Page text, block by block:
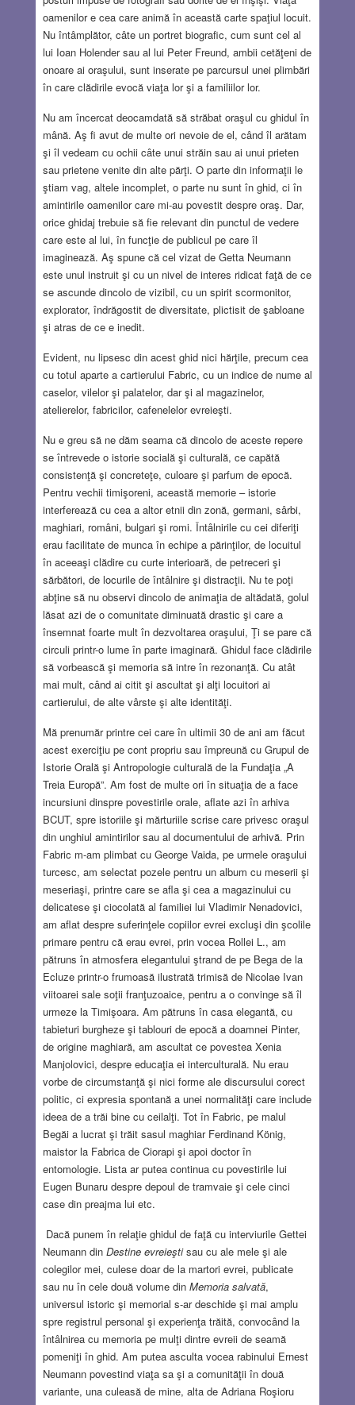
oamenilor e cea care animă în această carte spaţiul locuit.
Nu întâmplător, câte un portret biografic, cum sunt cel al
lui Ioan Holender sau al lui Peter Freund, ambii cetăţeni de
onoare ai oraşului, sunt inserate pe parcursul unei plimbări
în care clădirile evocă viaţa lor şi a familiilor lor.
Nu am încercat deocamdată să străbat oraşul cu ghidul în
mână. Aş fi avut de multe ori nevoie de el, când îl arătam
şi îl vedeam cu ochii câte unui străin sau ai unui prieten
sau prietene venite din alte părţi. O parte din informaţii le
ştiam vag, altele incomplet, o parte nu sunt în ghid, ci în
amintirile oamenilor care mi-au povestit despre oraş. Dar,
orice ghidaj trebuie să fie relevant din punctul de vedere
care este al lui, în funcţie de publicul pe care îl
imaginează. Aş spune că cel vizat de Getta Neumann
este unul instruit şi cu un nivel de interes ridicat faţă de ce
se ascunde dincolo de vizibil, cu un spirit scormonitor,
explorator, îndrăgostit de diversitate, plictisit de şabloane
şi atras de ce e inedit.
Evident, nu lipsesc din acest ghid nici hărţile, precum cea
cu totul aparte a cartierului Fabric, cu un indice de nume al
caselor, vilelor şi palatelor, dar şi al magazinelor,
atelierelor, fabricilor, cafenelelor evreieşti.
Nu e greu să ne dăm seama că dincolo de aceste repere
se întrevede o istorie socială şi culturală, ce capătă
consistenţă şi concreteţe, culoare şi parfum de epocă.
Pentru vechii timişoreni, această memorie – istorie
interferează cu cea a altor etnii din zonă, germani, sârbi,
maghiari, români, bulgari şi romi. Întâlnirile cu cei diferiţi
erau facilitate de munca în echipe a părinţilor, de locuitul
în aceeaşi clădire cu curte interioară, de petreceri şi
sărbători, de locurile de întâlnire şi distracţii. Nu te poţi
abţine să nu observi dincolo de animaţia de altădată, golul
lăsat azi de o comunitate diminuată drastic şi care a
însemnat foarte mult în dezvoltarea oraşului, Ţi se pare că
circuli printr-o lume în parte imaginară. Ghidul face clădirile
să vorbească şi memoria să intre în rezonanţă. Cu atât
mai mult, când ai citit şi ascultat şi alţi locuitori ai
cartierului, de alte vârste şi alte identităţi.
Mă prenumăr printre cei care în ultimii 30 de ani am făcut
acest exerciţiu pe cont propriu sau împreună cu Grupul de
Istorie Orală şi Antropologie culturală de la Fundaţia „A
Treia Europă”. Am fost de multe ori în situaţia de a face
incursiuni dinspre povestirile orale, aflate azi în arhiva
BCUT, spre istoriile şi mărturiile scrise care privesc oraşul
din unghiul amintirilor sau al documentului de arhivă. Prin
Fabric m-am plimbat cu George Vaida, pe urmele oraşului
turcesc, am selectat pozele pentru un album cu meserii şi
meseriaşi, printre care se afla şi cea a magazinului cu
delicatese şi ciocolată al familiei lui Vladimir Nenadovici,
am aflat despre suferinţele copiilor evrei excluşi din şcolile
primare pentru că erau evrei, prin vocea Rollei L., am
pătruns în atmosfera elegantului ştrand de pe Bega de la
Ecluze printr-o frumoasă ilustrată trimisă de Nicolae Ivan
viitoarei sale soţii franţuzoaice, pentru a o convinge să îl
urmeze la Timişoara. Am pătruns în casa elegantă, cu
tabieturi burgheze şi tablouri de epocă a doamnei Pinter,
de origine maghiară, am ascultat ce povestea Xenia
Manjolovici, despre educaţia ei interculturală. Nu erau
vorbe de circumstanţă şi nici forme ale discursului corect
politic, ci expresia spontană a unei normalităţi care include
ideea de a trăi bine cu ceilalţi. Tot în Fabric, pe malul
Begăi a lucrat şi trăit sasul maghiar Ferdinand König,
maistor la Fabrica de Ciorapi şi apoi doctor în
entomologie. Lista ar putea continua cu povestirile lui
Eugen Bunaru despre depoul de tramvaie şi cele cinci
case din preajma lui etc.
Dacă punem în relaţie ghidul de faţă cu interviurile Gettei
Neumann din Destine evreieştisau cu ale mele şi ale
colegilor mei, culese doar de la martori evrei, publicate
sau nu în cele două volume din Memoria salvată,
universul istoric şi memorial s-ar deschide şi mai amplu
spre registrul personal şi experienţa trăită, convocând la
întâlnirea cu memoria pe mulţi dintre evreii de seamă
pomeniţi în ghid. Am putea asculta vocea rabinului Ernest
Neumann povestind viaţa sa şi a comunităţii în două
variante, una culeasă de mine, alta de Adriana Roşioru